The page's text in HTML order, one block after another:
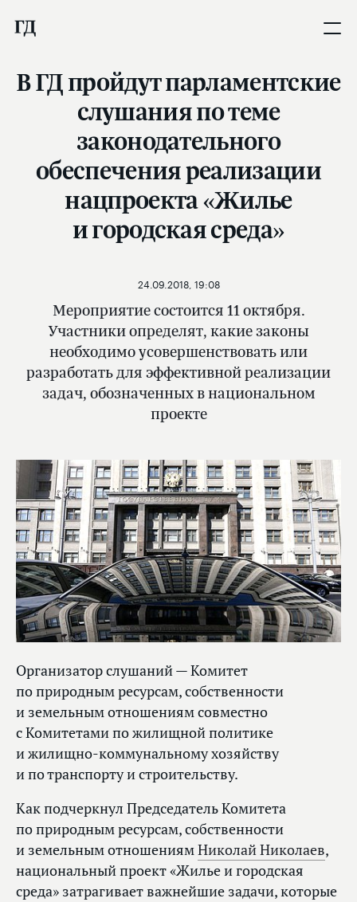
В ГД пройдут парламентские
слушания по теме
законодательного
обеспечения реализации
нацпроекта «Жилье
и городская среда»
Мероприятие состоится 11 октября.
Участники определят, какие законы
необходимо усовершенствовать или
разработать для эффективной реализации
задач, обозначенных в национальном
проекте
24.09.2018, 19:08
Организатор слушаний — Комитет
по природным ресурсам, собственности
и земельным отношениям совместно
с Комитетами по жилищной политике
и жилищно-коммунальному хозяйству
и по транспорту и строительству.
Как подчеркнул Председатель Комитета
по природным ресурсам, собственности
и земельным отношениямНиколай Николаев,
национальный проект «Жилье и городская
среда» затрагивает важнейшие задачи, которые